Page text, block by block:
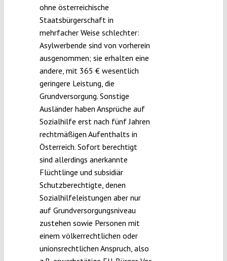
ohne österreichische
Staatsbürgerschaft in
mehrfacher Weise schlechter:
Asylwerbende sind von vorherein
ausgenommen; sie erhalten eine
andere, mit 365 € wesentlich
geringere Leistung, die
Grundversorgung. Sonstige
Ausländer haben Ansprüche auf
Sozialhilfe erst nach fünf Jahren
rechtmäßigen Aufenthalts in
Österreich. Sofort berechtigt
sind allerdings anerkannte
Flüchtlinge und subsidiär
Schutzberechtigte, denen
Sozialhilfeleistungen aber nur
auf Grundversorgungsniveau
zustehen sowie Personen mit
einem völkerrechtlichen oder
unionsrechtlichen Anspruch, also